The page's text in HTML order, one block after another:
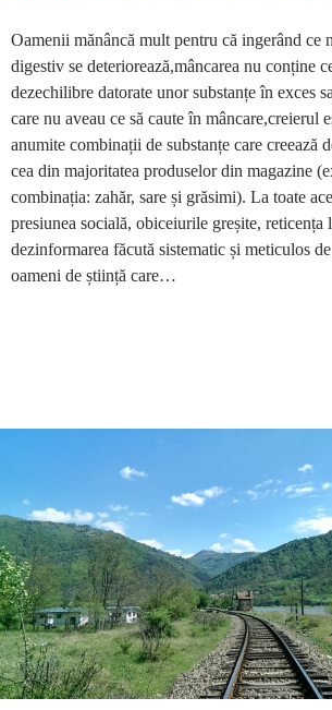
Oamenii mănâncă mult pentru că ingerând ce
digestiv se deteriorează,mâncarea nu conține
dezechilibre datorate unor substanțe în exces
care nu aveau ce să caute în mâncare,creierul
anumite combinații de substanțe care creează
cea din majoritatea produselor din magazine
combinația: zahăr, sare și grăsimi). La toate
presiunea socială, obiceiurile greșite, reticența
dezinformarea făcută sistematic și meticulos
oameni de știință care…